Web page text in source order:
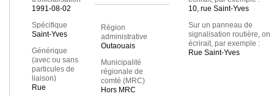
1991-08-02
Spécifique
Saint-Yves
Générique
(avec ou sans
particules de
liaison)
Rue
Région
administrative
Outaouais
Municipalité
régionale de
comté (MRC)
Hors MRC
10, rue Saint-Yves
Sur un panneau de
signalisation routière, on
écrirait, par exemple :
Rue Saint-Yves